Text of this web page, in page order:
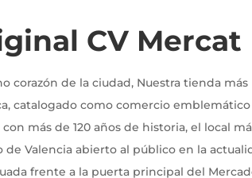
CV Mercat
corazón de la ciudad, Nuestra tienda más
catalogado como comercio
más de 120 años de historia, el local
de Valencia abierto al público en la
frente a la puerta principal del